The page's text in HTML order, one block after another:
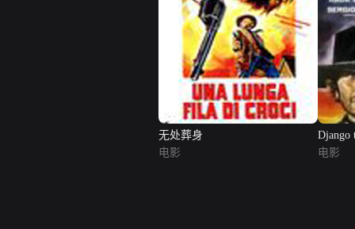
无处葬身
电影
Django
电影